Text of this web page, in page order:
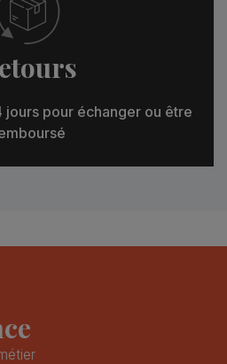
jours pour échanger ou être